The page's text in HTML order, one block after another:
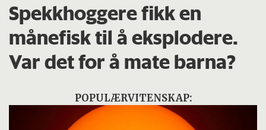
Spekkhoggere fikk en
månefisk til å eksplodere.
Var det for å mate barna?
POPULÆRVITENSKAP: